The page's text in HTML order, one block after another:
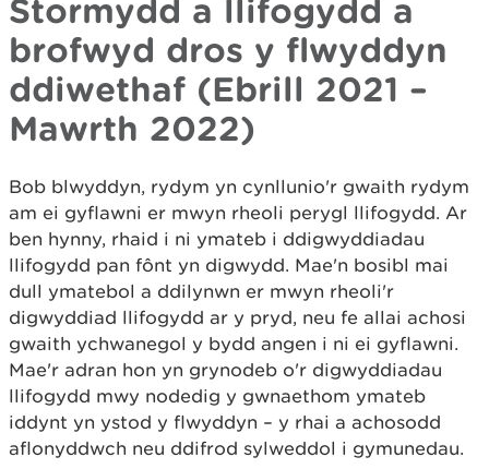
Stormydd a llifogydd a
brofwyd dros y flwyddyn
ddiwethaf (Ebrill 2021 –
Mawrth 2022)
Bob blwyddyn, rydym yn cynllunio'r gwaith rydym
am ei gyflawni er mwyn rheoli perygl llifogydd. Ar
ben hynny, rhaid i ni ymateb i ddigwyddiadau
llifogydd pan fônt yn digwydd. Mae'n bosibl mai
dull ymatebol a ddilynwn er mwyn rheoli'r
digwyddiad llifogydd ar y pryd, neu fe allai achosi
gwaith ychwanegol y bydd angen i ni ei gyflawni.
Mae'r adran hon yn grynodeb o'r digwyddiadau
llifogydd mwy nodedig y gwnaethom ymateb
iddynt yn ystod y flwyddyn – y rhai a achosodd
aflonyddwch neu ddifrod sylweddol i gymunedau.